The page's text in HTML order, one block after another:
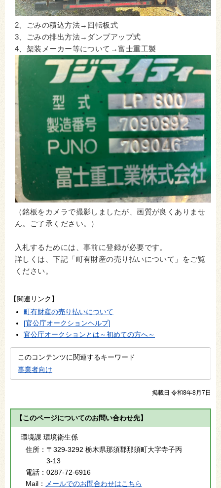
2、ごみの積込方法→回転板式
3、ごみの排出方法→ダンプアップ式
4、架装メーカー等について→富士重工製
（銘板をカメラで撮影しましたが、画質が良くありませ
ん。ご了承ください。）
入札するためには、事前に登録が必要です。
詳しくは、下記「町有財産の売り払いについて」をご覧
ください。
【関連リンク】
町有財産の売り払いについて
[官公庁オークションヘルプ]
官公庁オークションとは～初めての方へ～
このコンテンツに関連するキーワード
事業者向け
掲載日 令和8年8月7日
【このページについてのお問い合わせ先】
環境課 環境衛生係
住所： 〒329-3292 栃木県那須郡那須町大字寺子丙
3-13
電話： 0287-72-6916
Mail：
メールでのお問合わせはこちら